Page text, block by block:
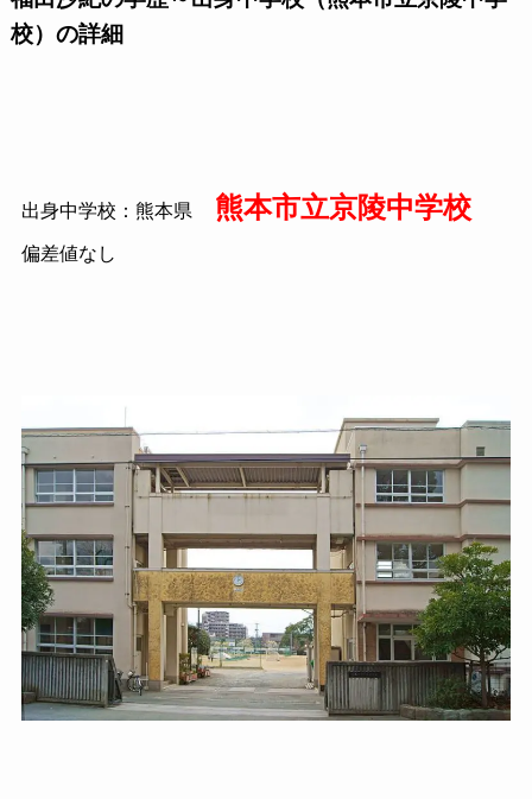
校）の詳細
出身中学校：熊本県 熊本市立京陵中学校
偏差値なし